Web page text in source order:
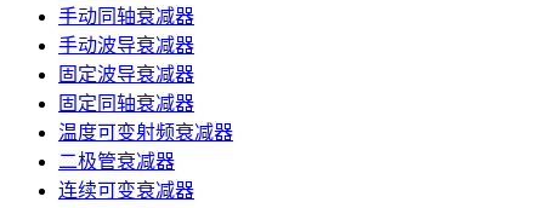
手动同轴衰减器
手动波导衰减器
固定波导衰减器
固定同轴衰减器
温度可变射频衰减器
二极管衰减器
连续可变衰减器